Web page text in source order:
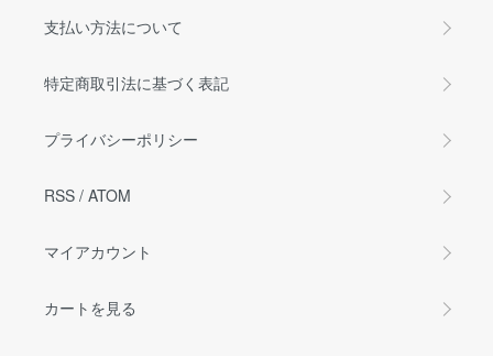
支払い方法について
特定商取引法に基づく表記
プライバシーポリシー
RSS / ATOM
マイアカウント
カートを見る